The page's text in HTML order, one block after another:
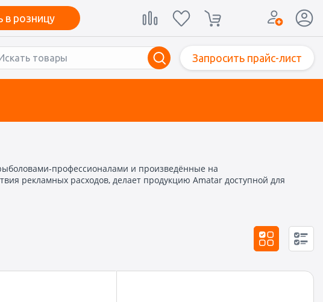
в розницу
Запросить прайс-лист
профессионалами и произведённые на
рекламных расходов, делает продукцию Amatar доступной для